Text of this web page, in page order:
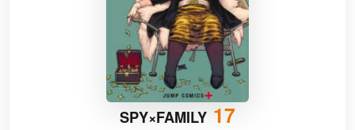
SPY×FAMILY 17